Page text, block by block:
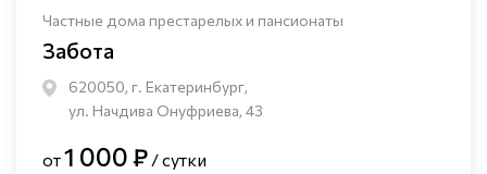
Частные дома престарелых и пансионаты
Забота
620050, г. Екатеринбург,
ул. Начдива Онуфриева, 43
от1 000 ₽ / сутки